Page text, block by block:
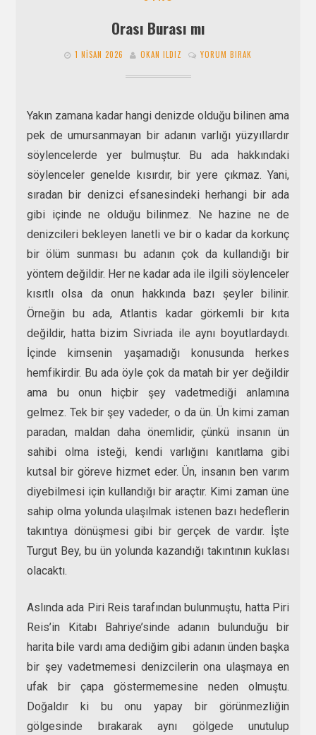
Orası Burası mı
1 NISAN 2026 OKAN ILDIZ YORUM BIRAK
Yakın zamana kadar hangi denizde olduğu bilinen ama
pek de umursanmayan bir adanın varlığı yüzyıllardır
söylencelerde yer bulmuştur. Bu ada hakkındaki
söylenceler genelde kısırdır, bir yere çıkmaz. Yani,
sıradan bir denizci efsanesindeki herhangi bir ada
gibi içinde ne olduğu bilinmez. Ne hazine ne de
denizcileri bekleyen lanetli ve bir o kadar da korkunç
bir ölüm sunması bu adanın çok da kullandığı bir
yöntem değildir. Her ne kadar ada ile ilgili söylenceler
kısıtlı olsa da onun hakkında bazı şeyler bilinir.
Örneğin bu ada, Atlantis kadar görkemli bir kıta
değildir, hatta bizim Sivriada ile aynı boyutlardaydı.
İçinde kimsenin yaşamadığı konusunda herkes
hemfikirdir. Bu ada öyle çok da matah bir yer değildir
ama bu onun hiçbir şey vadetmediği anlamına
gelmez. Tek bir şey vadeder, o da ün. Ün kimi zaman
paradan, maldan daha önemlidir, çünkü insanın ün
sahibi olma isteği, kendi varlığını kanıtlama gibi
kutsal bir göreve hizmet eder. Ün, insanın ben varım
diyebilmesi için kullandığı bir araçtır. Kimi zaman üne
sahip olma yolunda ulaşılmak istenen bazı hedeflerin
takıntıya dönüşmesi gibi bir gerçek de vardır. İşte
Turgut Bey, bu ün yolunda kazandığı takıntının kuklası
olacaktı.
Aslında ada Piri Reis tarafından bulunmuştu, hatta Piri
Reis’in Kitabı Bahriye’sinde adanın bulunduğu bir
harita bile vardı ama dediğim gibi adanın ünden başka
bir şey vadetmemesi denizcilerin ona ulaşmaya en
ufak bir çapa göstermemesine neden olmuştu.
Doğaldır ki bu onu yapay bir görünmezliğin
gölgesinde bırakarak aynı gölgede unutulup